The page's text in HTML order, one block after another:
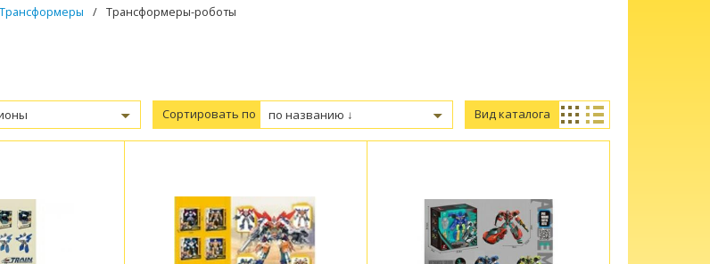
Трансформеры / Трансформеры-роботы
Сортировать по по названию ↓ Вид каталога